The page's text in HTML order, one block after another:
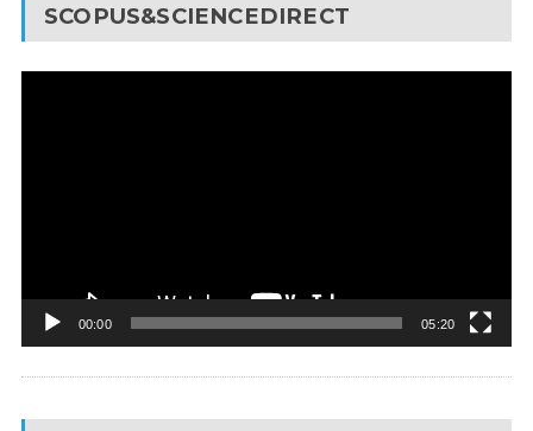
SCOPUS&SCIENCEDIRECT
00:00 05:20